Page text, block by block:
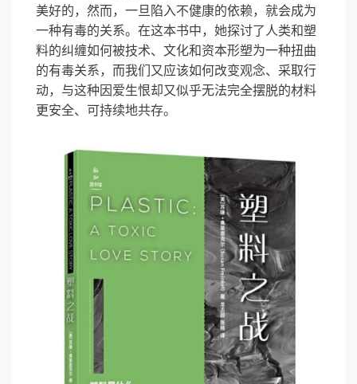
美好的，然而，一旦陷入不健康的依赖，就会成为
一种有毒的关系。在这本书中，她探讨了人类和塑
料的纠缠如何被技术、文化和资本形塑为一种扭曲
的有毒关系，而我们又应该如何改变观念、采取行
动，与这种因爱生恨却又似乎无法完全摆脱的材料
更安全、可持续地共存。